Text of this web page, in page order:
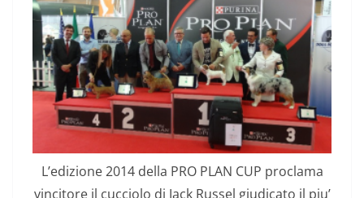
L’edizione 2014 della PRO PLAN CUP proclama
vincitore il cucciolo di Jack Russel giudicato il piu’